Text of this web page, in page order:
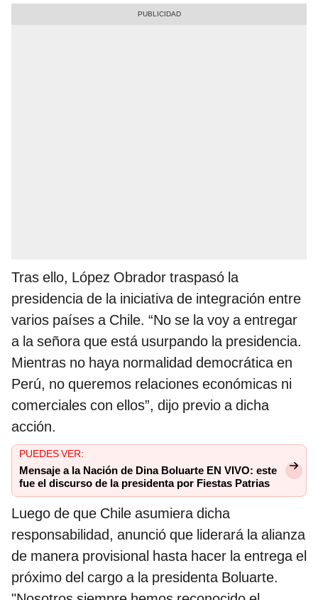
Tras ello, López Obrador traspasó la
presidencia de la iniciativa de integración entre
varios países a Chile. “No se la voy a entregar
a la señora que está usurpando la presidencia.
Mientras no haya normalidad democrática en
Perú, no queremos relaciones económicas ni
comerciales con ellos”, dijo previo a dicha
acción.
PUEDES VER:
Mensaje a la Nación de Dina Boluarte EN VIVO: este
fue el discurso de la presidenta por Fiestas Patrias
Luego de que Chile asumiera dicha
responsabilidad, anunció que liderará la alianza
de manera provisional hasta hacer la entrega el
próximo del cargo a la presidenta Boluarte.